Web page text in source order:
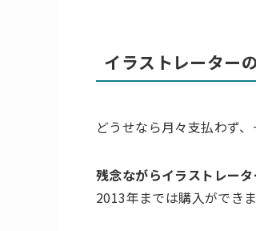
イラストレーター
どうせなら月々支払わず
残念ながらイラストレー
2013年までは購入ができ